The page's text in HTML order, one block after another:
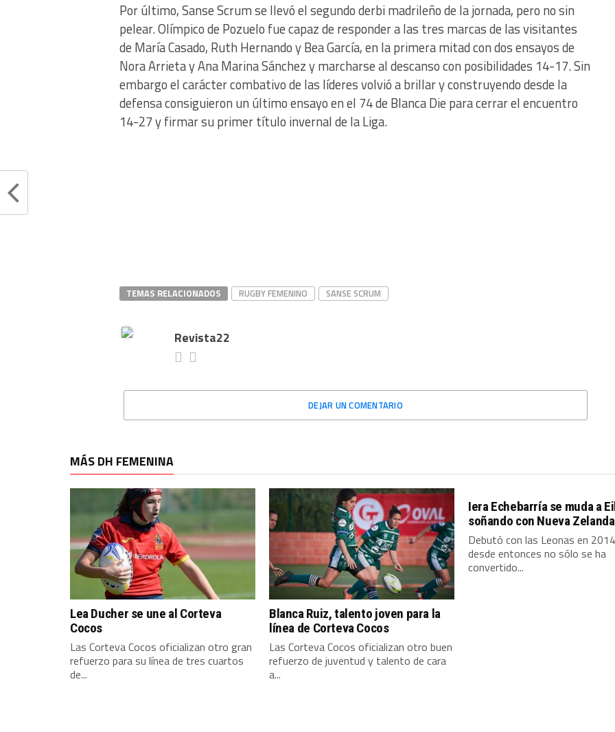
Por último, Sanse Scrum se llevó el segundo derbi madrileño de la jornada, pero no sin
pelear. Olímpico de Pozuelo fue capaz de responder a las tres marcas de las visitantes
de María Casado, Ruth Hernando y Bea García, en la primera mitad con dos ensayos de
Nora Arrieta y Ana Marina Sánchez y marcharse al descanso con posibilidades 14-17. Sin
embargo el carácter combativo de las líderes volvió a brillar y construyendo desde la
defensa consiguieron un último ensayo en el 74 de Blanca Die para cerrar el encuentro
14-27 y firmar su primer título invernal de la Liga.
TEMAS RELACIONADOS RUGBY FEMENINO SANSE SCRUM
Revista22
DEJAR UN COMENTARIO
MÁS DH FEMENINA
Lea Ducher se une al Corteva
Cocos
Las Corteva Cocos oficializan otro gran
refuerzo para su línea de tres cuartos
de...
Blanca Ruiz, talento joven para la
línea de Corteva Cocos
Las Corteva Cocos oficializan otro buen
refuerzo de juventud y talento de cara
a...
Iera Echebarría se muda a
soñando con Nueva
Debutó con las Leonas en
desde entonces no sólo se ha
convertido...